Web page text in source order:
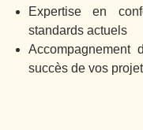
Expertise en
standards actuels
succès de vos